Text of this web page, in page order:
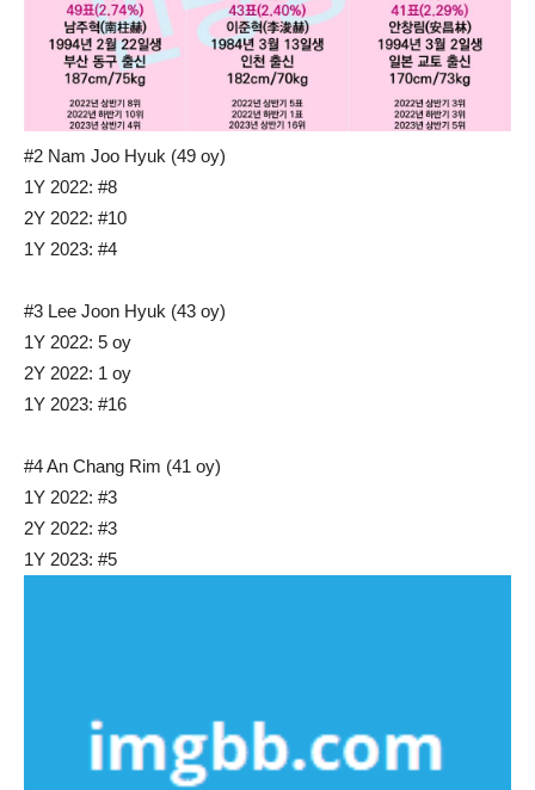
#2 Nam Joo Hyuk (49 oy)
1Y 2022: #8
2Y 2022: #10
1Y 2023: #4
#3 Lee Joon Hyuk (43 oy)
1Y 2022: 5 oy
2Y 2022: 1 oy
1Y 2023: #16
#4 An Chang Rim (41 oy)
1Y 2022: #3
2Y 2022: #3
1Y 2023: #5